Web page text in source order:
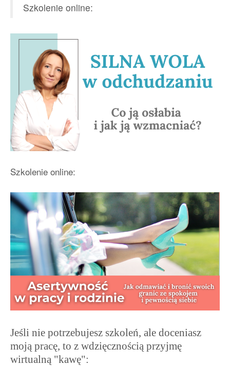
Szkolenie online:
Szkolenie online:
Jeśli nie potrzebujesz szkoleń, ale doceniasz
moją pracę, to z wdzięcznością przyjmę
wirtualną "kawę":